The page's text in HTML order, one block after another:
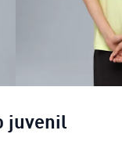
juvenil